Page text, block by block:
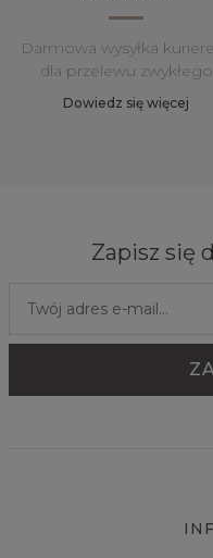
Darmowa wysyłka
dla przelewu zwykłego
Dowiedz się więcej
Zapisz się